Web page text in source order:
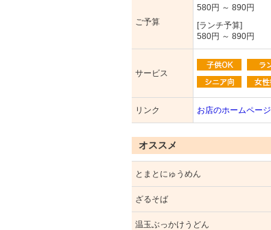
ご予算
580円 ～ 890円
[ランチ予算]
580円 ～ 890円
サービス
リンク お店のホームページ
オススメ
とまとにゅうめん
ざるそば
温玉ぶっかけうどん